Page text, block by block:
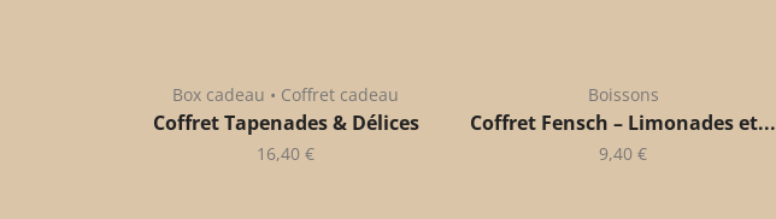
Box cadeau • Coffret cadeau
Coffret Tapenades & Délices
16,40 €
Boissons
Coffret Fensch – Limonades et...
9,40 €